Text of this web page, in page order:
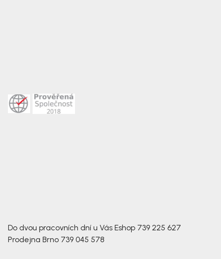
Do dvou pracovních dní u Vás Eshop 739 225 627
Prodejna Brno 739 045 578